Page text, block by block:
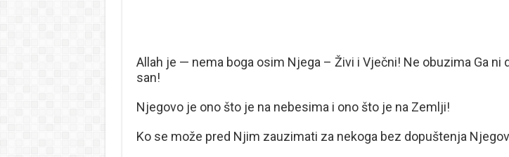
Allah je — nema boga osim Njega – Živi i Vječni! Ne obuzima Ga ni
san!
Njegovo je ono što je na nebesima i ono što je na Zemlji!
Ko se može pred Njim zauzimati za nekoga bez dopuštenja